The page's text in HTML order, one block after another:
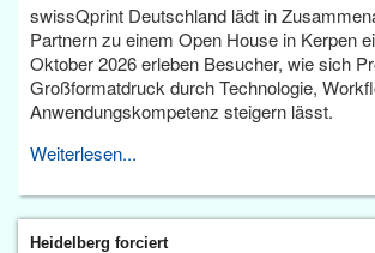
swissQprint Deutschland lädt in
Partnern zu einem Open House in Kerpen
Oktober 2026 erleben Besucher, wie sich
Großformatdruck durch Technologie,
Anwendungskompetenz steigern lässt.
Weiterlesen...
Heidelberg forciert